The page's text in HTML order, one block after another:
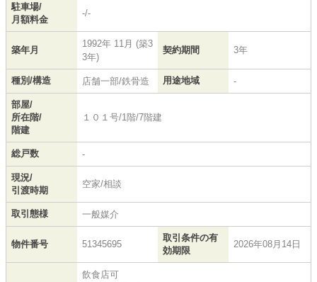
駐車場/
月額料金
-/-
築年月
1992年 11月 (築3
3年)
契約期間 3年
種別/構造 店舗一部/鉄骨造 用途地域 -
部屋/
所在階/
階建
１０１号/1階/7階建
総戸数 -
現況/
引渡時期
空家/相談
取引態様 一般媒介
物件番号 51345695
取引条件の有
効期限
2026年08月14日
飲食店可